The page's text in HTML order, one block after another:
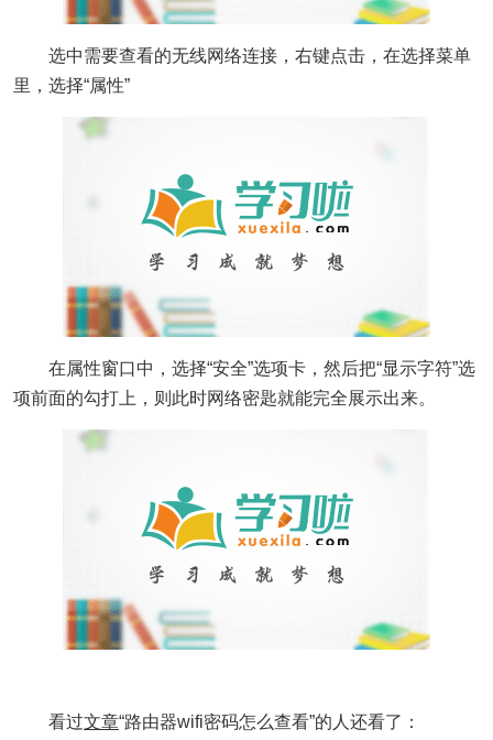
选中需要查看的无线网络连接，右键点击，在选择菜单
里，选择“属性”
在属性窗口中，选择“安全”选项卡，然后把“显示字符”选
项前面的勾打上，则此时网络密匙就能完全展示出来。
看过文章“路由器wifi密码怎么查看”的人还看了：